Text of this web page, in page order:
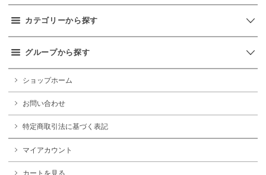
カテゴリーから探す
グループから探す
ショップホーム
お問い合わせ
特定商取引法に基づく表記
マイアカウント
カートを見る